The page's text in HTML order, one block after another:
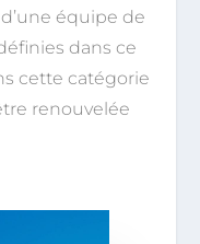
équipe de
dans ce
cette catégorie
renouvelée